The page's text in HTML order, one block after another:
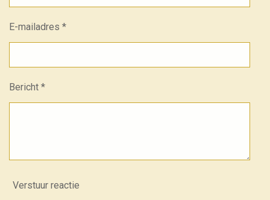
E-mailadres *
Bericht *
Verstuur reactie